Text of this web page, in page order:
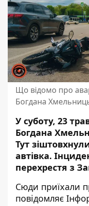
Що відомо про
Богдана
У суботу, 23
Богдана
Тут
автівка.
перехрестя з
Сюди приїхали
повідомляє